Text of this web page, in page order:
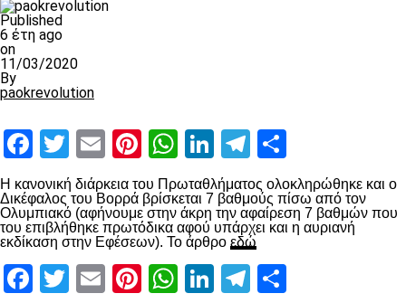
Published
6 έτη ago
on
11/03/2020
By
paokrevolution
Facebook
Twitter
EmailPinterest
WhatsApp
LinkedIn
Telegram
Η κανονική διάρκεια του Πρωταθλήματος ολοκληρώθηκε και ο
Δικέφαλος του Βορρά βρίσκεται 7 βαθμούς πίσω από τον
Ολυμπιακό (αφήνουμε στην άκρη την αφαίρεση 7 βαθμών που
του επιβλήθηκε πρωτόδικα αφού υπάρχει και η αυριανή
εκδίκαση στην Εφέσεων). Το άρθρο εδώ
Facebook
Twitter
EmailPinterest
WhatsApp
LinkedIn
Telegram